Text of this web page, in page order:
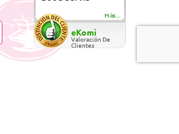
Más...
eKomi
Valoración De
Clientes